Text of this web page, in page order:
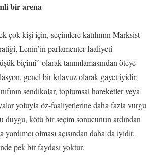
bir arena
çok kişi için, seçimlere katılımın Marksist
Lenin’in parlamenter faaliyeti
biçimi” olarak tanımlamasından öteye
genel bir kılavuz olarak gayet iyidir;
sendikalar, toplumsal hareketler veya
yoluyla öz-faaliyetlerine daha fazla vurgu
duygu, kötü bir seçim sonucunun ardından
yardımcı olması açısından daha da iyidir.
pek bir faydası yoktur.